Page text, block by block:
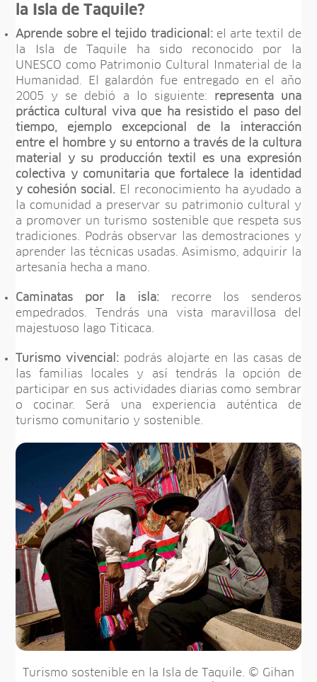
la Isla de Taquile?
Aprende sobre el tejido tradicional:el arte textil de
la Isla de Taquile ha sido reconocido por la
UNESCO como Patrimonio Cultural Inmaterial de la
Humanidad. El galardón fue entregado en el año
2005 y se debió a lo siguiente: representa una
práctica cultural viva que ha resistido el paso del
tiempo, ejemplo excepcional de la interacción
entre el hombre y su entorno a través de la cultura
material y su producción textil es una expresión
colectiva y comunitaria que fortalece la identidad
y cohesión social. El reconocimiento ha ayudado a
la comunidad a preservar su patrimonio cultural y
a promover un turismo sostenible que respeta sus
tradiciones. Podrás observar las demostraciones y
aprender las técnicas usadas. Asimismo, adquirir la
artesanía hecha a mano.
Caminatas por la isla: recorre los senderos
empedrados. Tendrás una vista maravillosa del
majestuoso lago Titicaca.
Turismo vivencial: podrás alojarte en las casas de
las familias locales y así tendrás la opción de
participar en sus actividades diarias como sembrar
o cocinar. Será una experiencia auténtica de
turismo comunitario y sostenible.
Turismo sostenible en la Isla de Taquile. © Gihan